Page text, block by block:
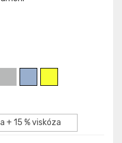
+ 15 % viskóza